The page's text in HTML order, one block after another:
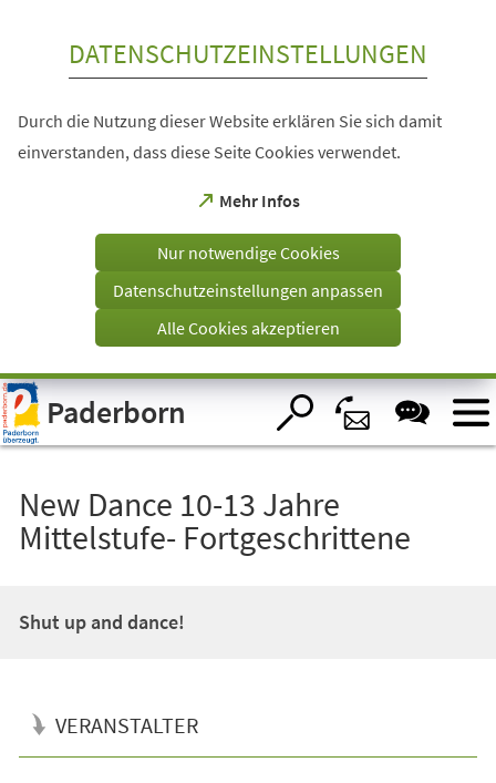
Visuelle
Assistenzsoftware
öffnen.
DATENSCHUTZEINSTELLUNGEN
Durch die Nutzung dieser Website erklären Sie sich damit
einverstanden, dass diese Seite Cookies verwendet.
Mehr Infos
(Öffnet
einem
Tab)
Nur notwendige Cookies
Datenschutzeinstellungen anpassen
Alle Cookies akzeptieren
Paderborn
New Dance 10-13 Jahre
Mittelstufe- Fortgeschrittene
Shut up and dance!
VERANSTALTER